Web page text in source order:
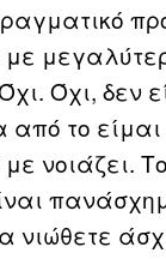
με
Όχι, δεν
από το
νοιάζει.
νιώθετε